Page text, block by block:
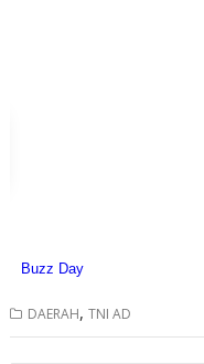
DAERAH,TNI AD